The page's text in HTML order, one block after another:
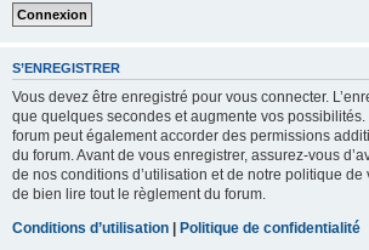
S’ENREGISTRER
Vous devez être enregistré pour vous connecter.
que quelques secondes et augmente vos possibilités.
forum peut également accorder des permissions
du forum. Avant de vous enregistrer, assurez-vous
de nos conditions d’utilisation et de notre politique de
de bien lire tout le règlement du forum.
Conditions d’utilisation | Politique de confidentialité